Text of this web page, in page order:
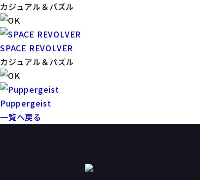
カジュアル＆パズル
SPACE REVOLVER
カジュアル＆パズル
Puppergeist
一覧へ戻る